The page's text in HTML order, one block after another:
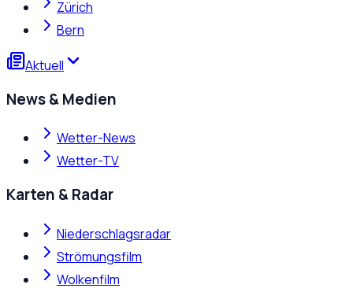
Zürich
Bern
Aktuell
News & Medien
Wetter-News
Wetter-TV
Karten & Radar
Niederschlagsradar
Strömungsfilm
Wolkenfilm